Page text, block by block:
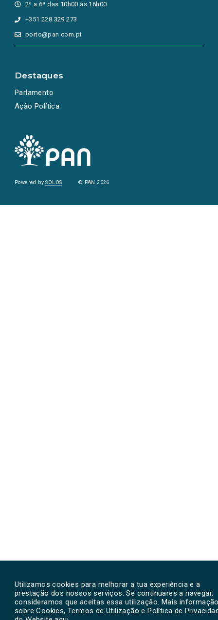
Utilizamos cookies para melhorar a tua experiência e a
prestação dos nossos serviços. Se continuares a navegar,
consideramos que aceitas essa utilização. Mais
sobre Cookies, Termos de Utilização e Política de
2ª a 6ª das 10h00 às 16h00
+351 228 329 273
porto@pan.com.pt
Destaques
Parlamento
Ação Política
Powered bySOLOS © PAN 2026